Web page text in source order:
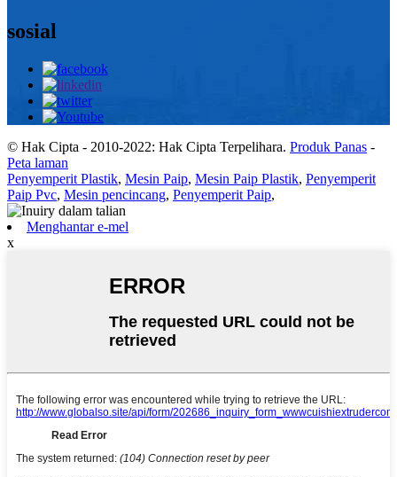
sosial
© Hak Cipta - 2010-2022: Hak Cipta Terpelihara. Produk Panas -
Peta laman
Penyemperit Plastik, Mesin Paip, Mesin Paip Plastik, Penyemperit
Paip Pvc, Mesin pencincang, Penyemperit Paip,
Menghantar e-mel
x